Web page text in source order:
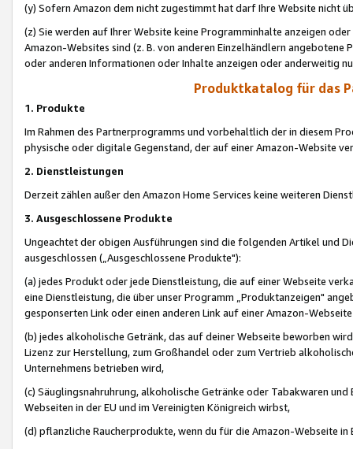
(y) Sofern Amazon dem nicht zugestimmt hat darf Ihre Website nicht
(z) Sie werden auf Ihrer Website keine Programminhalte anzeigen
Amazon-Websites sind (z. B. von anderen Einzelhändlern
oder anderen Informationen oder Inhalte anzeigen oder anderweitig
Produktkatalog für das
1. Produkte
Im Rahmen des Partnerprogramms und vorbehaltlich der in diesem
physische oder digitale Gegenstand, der auf einer Amazon-Website
2. Dienstleistungen
Derzeit zählen außer den Amazon Home Services keine weiteren
3. Ausgeschlossene Produkte
Ungeachtet der obigen Ausführungen sind die folgenden Artikel und
ausgeschlossen („Ausgeschlossene Produkte"):
(a) jedes Produkt oder jede Dienstleistung, die auf einer Webseite
eine Dienstleistung, die über unser Programm „Produktanzeigen"
gesponserten Link oder einen anderen Link auf einer Amazon-
(b) jedes alkoholische Getränk, das auf deiner Webseite beworben
Lizenz zur Herstellung, zum Großhandel oder zum Vertrieb
Unternehmens betrieben wird,
(c) Säuglingsnahruhrung, alkoholische Getränke oder Tabakwaren
Webseiten in der EU und im Vereinigten Königreich wirbst,
(d) pflanzliche Raucherprodukte, wenn du für die Amazon-Webseite in